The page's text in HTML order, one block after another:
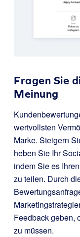
Fragen Sie
Meinung
wertvollsten
Marke. Steigern
heben Sie Ihr
indem Sie es
zu teilen. Durch
Feedback geben,
zu müssen.